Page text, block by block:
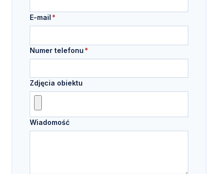
E-mail*
Numer telefonu*
Zdjęcia obiektu
Wiadomość